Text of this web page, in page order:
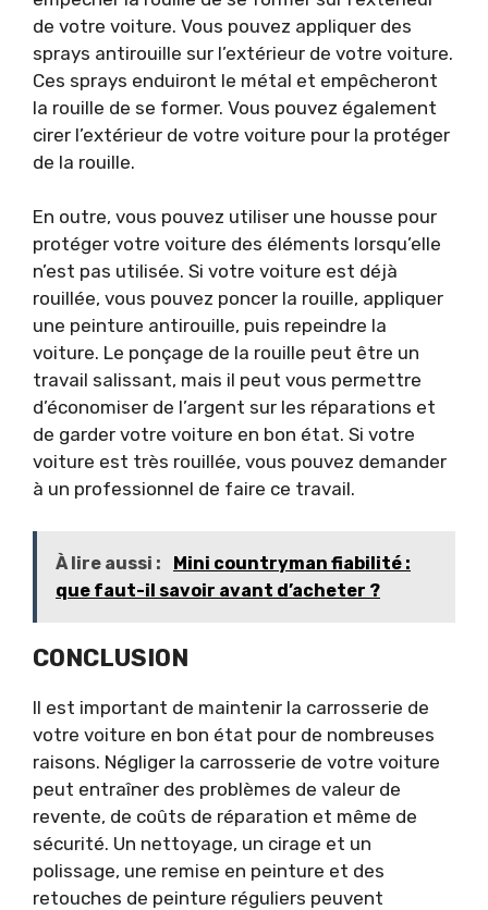
de votre voiture. Vous pouvez appliquer des
sprays antirouille sur l’extérieur de votre voiture.
Ces sprays enduiront le métal et empêcheront
la rouille de se former. Vous pouvez également
cirer l’extérieur de votre voiture pour la protéger
de la rouille.
En outre, vous pouvez utiliser une housse pour
protéger votre voiture des éléments lorsqu’elle
n’est pas utilisée. Si votre voiture est déjà
rouillée, vous pouvez poncer la rouille, appliquer
une peinture antirouille, puis repeindre la
voiture. Le ponçage de la rouille peut être un
travail salissant, mais il peut vous permettre
d’économiser de l’argent sur les réparations et
de garder votre voiture en bon état. Si votre
voiture est très rouillée, vous pouvez demander
à un professionnel de faire ce travail.
À lire aussi :
Mini countryman fiabilité :
que faut-il savoir avant d’acheter ?
CONCLUSION
Il est important de maintenir la carrosserie de
votre voiture en bon état pour de nombreuses
raisons. Négliger la carrosserie de votre voiture
peut entraîner des problèmes de valeur de
revente, de coûts de réparation et même de
sécurité. Un nettoyage, un cirage et un
polissage, une remise en peinture et des
retouches de peinture réguliers peuvent